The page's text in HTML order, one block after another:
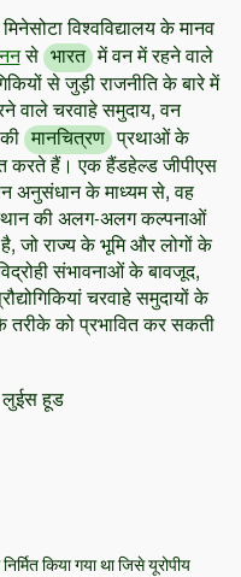
विश्वविद्यालय के मानव
से भारत में वन में रहने वाले
से जुड़ी राजनीति के बारे में
वाले चरवाहे समुदाय, वन
मानचित्रण प्रथाओं के
करते हैं। एक हैंडहेल्ड जीपीएस
अनुसंधान के माध्यम से, वह
स्थान की अलग-अलग कल्पनाओं
जो राज्य के भूमि और लोगों के
संभावनाओं के बावजूद,
चरवाहे समुदायों के
को प्रभावित कर सकती
लुईस हूड
निर्मित किया गया था जिसे यूरोपीय